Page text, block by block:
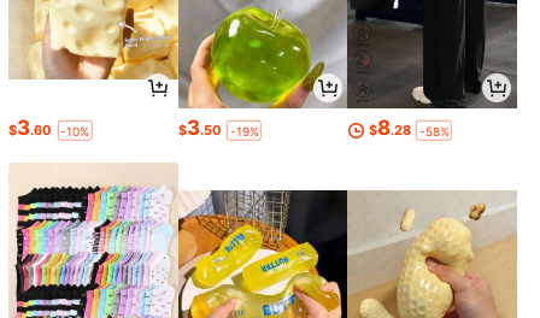
$3.60 -10% $3.50 -19% $8.28 -58%